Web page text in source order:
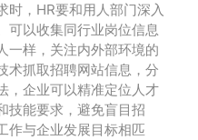
时，HR要和用人部门深入
可以收集同行业岗位信息
一样，关注内外部环境的
术抓取招聘网站信息，分
，企业可以精准定位人才
技能要求，避免盲目招
作与企业发展目标相匹